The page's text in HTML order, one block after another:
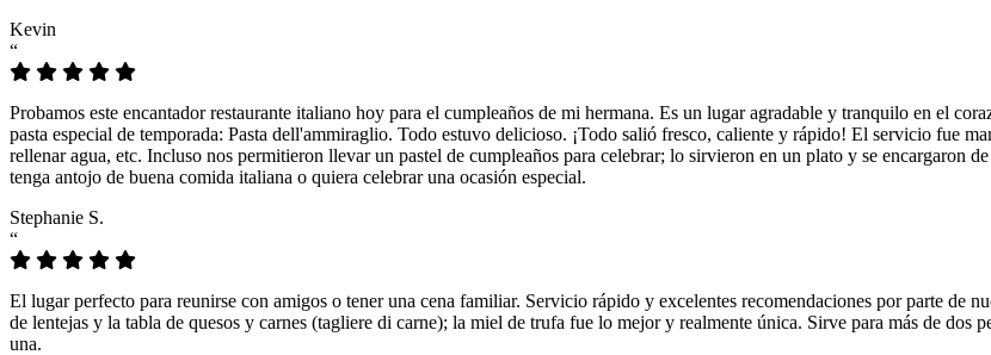
Kevin
“
Probamos este encantador restaurante italiano hoy para el cumpleaños de mi hermana. Es un lugar agradable y tranquilo en el
pasta especial de temporada: Pasta dell'ammiraglio. Todo estuvo delicioso. ¡Todo salió fresco, caliente y rápido! El servicio fue
rellenar agua, etc. Incluso nos permitieron llevar un pastel de cumpleaños para celebrar; lo sirvieron en un plato y se encargaron
tenga antojo de buena comida italiana o quiera celebrar una ocasión especial.
Stephanie S.
“
El lugar perfecto para reunirse con amigos o tener una cena familiar. Servicio rápido y excelentes recomendaciones por parte de
de lentejas y la tabla de quesos y carnes (tagliere di carne); la miel de trufa fue lo mejor y realmente única. Sirve para más de dos
una.